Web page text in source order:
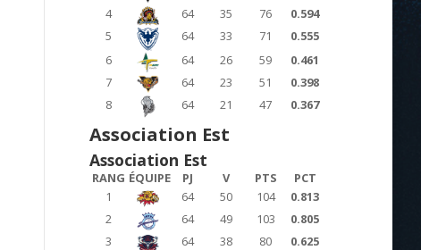
4
64 35 76
0.594
5
64 33 71
0.555
6
64 26 59
0.461
7
64 23 51
0.398
8
64 21 47 0.367
Association Est
Association Est
RANG ÉQUIPE PJ V PTS
PCT
1
64 50 104
0.813
2
64 49 103
0.805
3
64 38 80
0.625